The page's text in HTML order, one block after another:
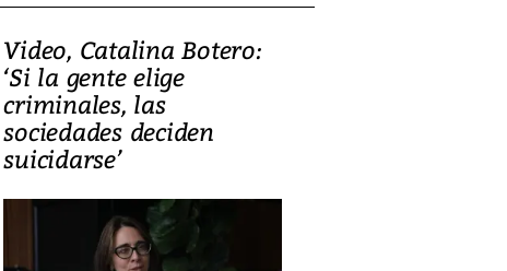
Video, Catalina Botero:
‘Si la gente elige
criminales, las
sociedades deciden
suicidarse’